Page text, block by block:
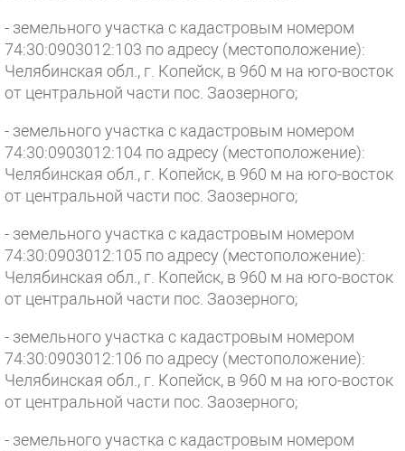
- земельного участка с кадастровым номером
74:30:0903012:103 по адресу (местоположение):
Челябинская обл., г. Копейск, в 960 м на юго-восток
от центральной части пос. Заозерного;
- земельного участка с кадастровым номером
74:30:0903012:104 по адресу (местоположение):
Челябинская обл., г. Копейск, в 960 м на юго-восток
от центральной части пос. Заозерного;
- земельного участка с кадастровым номером
74:30:0903012:105 по адресу (местоположение):
Челябинская обл., г. Копейск, в 960 м на юго-восток
от центральной части пос. Заозерного;
- земельного участка с кадастровым номером
74:30:0903012:106 по адресу (местоположение):
Челябинская обл., г. Копейск, в 960 м на юго-восток
от центральной части пос. Заозерного;
- земельного участка с кадастровым номером